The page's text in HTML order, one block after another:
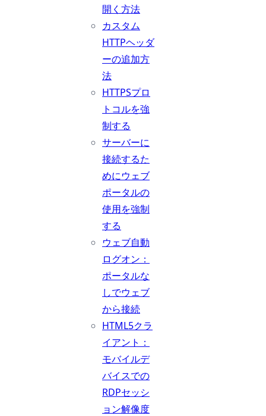
開く方法
カスタム
HTTPヘッダ
ーの追加方
法
HTTPSプロ
トコルを強
制する
サーバーに
接続するた
めにウェブ
ポータルの
使用を強制
する
ウェブ自動
ログオン：
ポータルな
しでウェブ
から接続
HTML5クラ
イアント：
モバイルデ
バイスでの
RDPセッシ
ョン解像度